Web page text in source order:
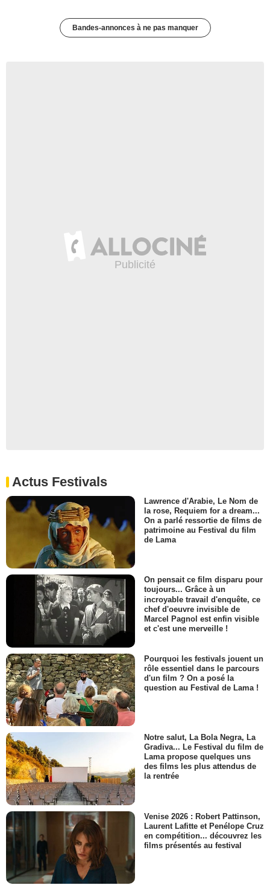
Bandes-annonces à ne pas manquer
Actus Festivals
Lawrence d'Arabie, Le Nom de
la rose, Requiem for a dream...
On a parlé ressortie de films de
patrimoine au Festival du film
de Lama
On pensait ce film disparu pour
toujours... Grâce à un
incroyable travail d'enquête, ce
chef d'oeuvre invisible de
Marcel Pagnol est enfin visible
et c'est une merveille !
Pourquoi les festivals jouent un
rôle essentiel dans le parcours
d'un film ? On a posé la
question au Festival de Lama !
Notre salut, La Bola Negra, La
Gradiva... Le Festival du film de
Lama propose quelques uns
des films les plus attendus de
la rentrée
Venise 2026 : Robert Pattinson,
Laurent Lafitte et Penélope Cruz
en compétition... découvrez les
films présentés au festival